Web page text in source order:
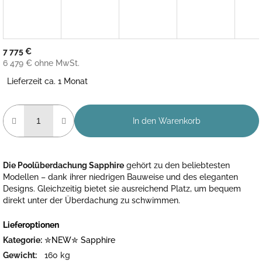
7 775 €
6 479 € ohne MwSt.
Lieferzeit ca. 1 Monat
In den Warenkorb
Die Poolüberdachung Sapphire gehört zu den beliebtesten
Modellen – dank ihrer niedrigen Bauweise und des eleganten
Designs. Gleichzeitig bietet sie ausreichend Platz, um bequem
direkt unter der Überdachung zu schwimmen.
Lieferoptionen
Kategorie: ✮NEW✮ Sapphire
Gewicht: 160 kg